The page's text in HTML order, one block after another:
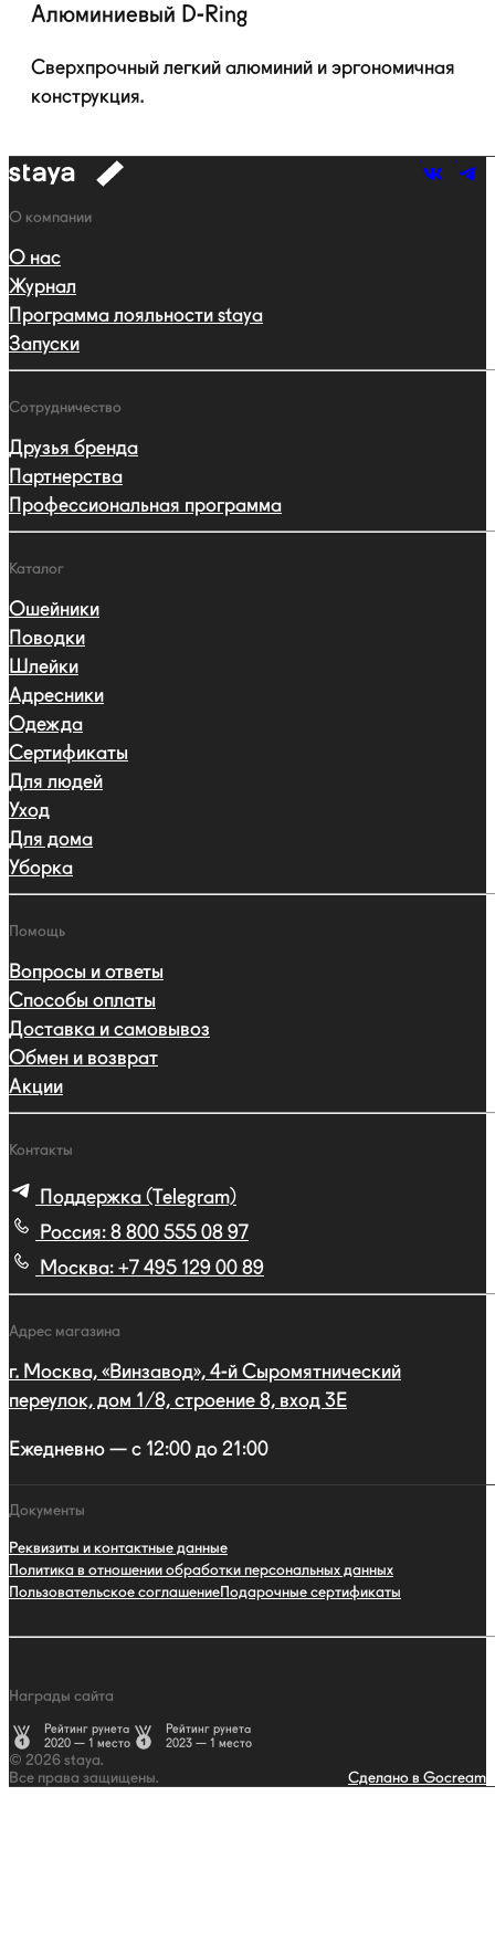
Алюминиевый D-Ring
Сверхпрочный легкий алюминий и эргономичная
конструкция.
к
Навигация
О компании
О нас
Журнал
Программа лояльности staya
Запуски
Сотрудничество
Друзья бренда
Партнерства
Профессиональная программа
Каталог
Ошейники
Поводки
Шлейки
Адресники
Одежда
Сертификаты
Для людей
Уход
Для дома
Уборка
Помощь
Вопросы и ответы
Способы оплаты
Доставка и самовывоз
Обмен и возврат
Акции
Контакты
Поддержка (Telegram)
Россия: 8 800 555 08 97
Москва: +7 495 129 00 89
Адрес магазина
г. Москва, «Винзавод», 4-й Сыромятнический
переулок, дом 1/8, строение 8, вход 3E
Ежедневно — с 12:00 до 21:00
Документы
Реквизиты и контактные данные
Политика в отношении обработки персональных данных
Пользовательское соглашениеПодарочные сертификаты
Награды сайта
Рейтинг рунета
2020 — 1 место
Рейтинг рунета
2023 — 1 место
© 2026 staya.
Все права защищены.
Сделано в Gocream